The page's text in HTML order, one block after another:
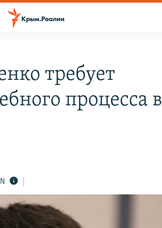
требует
процесса в